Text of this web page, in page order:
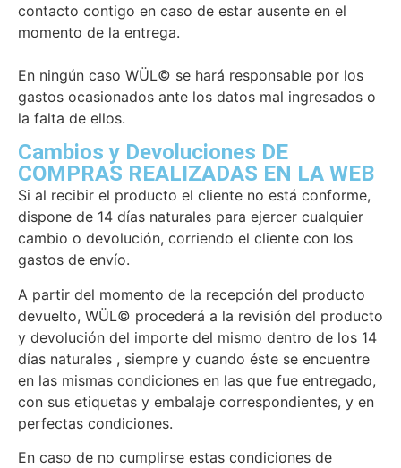
contacto contigo en caso de estar ausente en el
momento de la entrega.
En ningún caso WÜL© se hará responsable por los
gastos ocasionados ante los datos mal ingresados o
la falta de ellos.
Cambios y Devoluciones DE
COMPRAS REALIZADAS EN LA WEB
Si al recibir el producto el cliente no está conforme,
dispone de 14 días naturales para ejercer cualquier
cambio o devolución, corriendo el cliente con los
gastos de envío.
A partir del momento de la recepción del producto
devuelto, WÜL© procederá a la revisión del producto
y devolución del importe del mismo dentro de los 14
días naturales , siempre y cuando éste se encuentre
en las mismas condiciones en las que fue entregado,
con sus etiquetas y embalaje correspondientes, y en
perfectas condiciones.
En caso de no cumplirse estas condiciones de